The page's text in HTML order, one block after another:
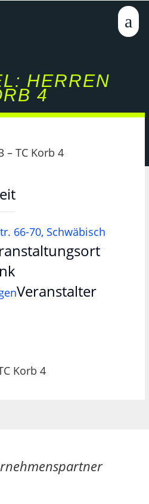
HERREN
4
– TC Korb 4
66-70, Schwäbisch
Veranstalter
Korb 4